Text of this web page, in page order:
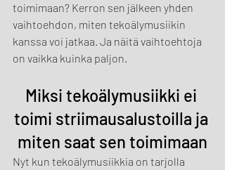
toimimaan? Kerron sen jälkeen yhden
vaihtoehdon, miten tekoälymusiikin
kanssa voi jatkaa. Ja näitä vaihtoehtoja
on vaikka kuinka paljon.
Miksi tekoälymusiikki ei
toimi striimausalustoilla ja
miten saat sen toimimaan
Nyt kun tekoälymusiikkia on tarjolla